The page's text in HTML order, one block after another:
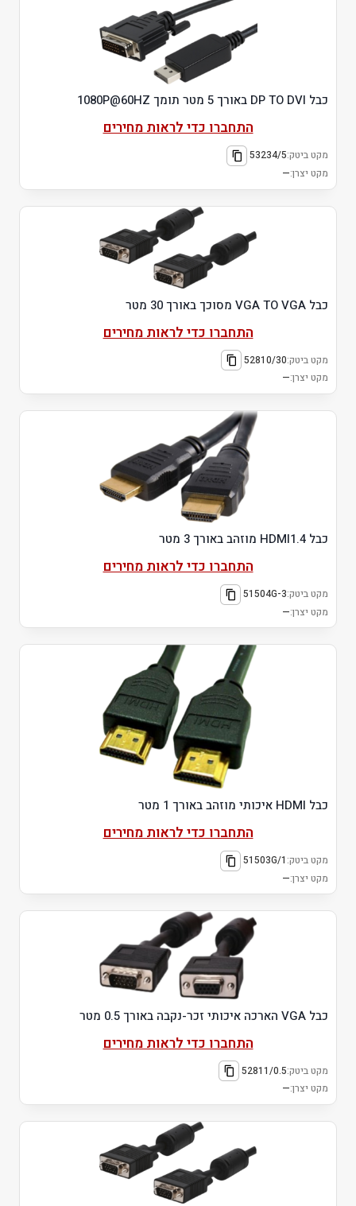
כבל DP TO DVI באורך 5 מטר תומך 1080P@60HZ
התחברו כדי לראות מחירים
מקט ביטק:53234/5
מקט יצרן:—
כבל VGA TO VGA מסוכך באורך 30 מטר
התחברו כדי לראות מחירים
מקט ביטק:52810/30
מקט יצרן:—
כבל HDMI1.4 מוזהב באורך 3 מטר
התחברו כדי לראות מחירים
מקט ביטק:51504G-3
מקט יצרן:—
כבל HDMI איכותי מוזהב באורך 1 מטר
התחברו כדי לראות מחירים
מקט ביטק: 51503G/1
מקט יצרן:—
כבל VGA הארכה איכותי זכר-נקבה באורך 0.5 מטר
התחברו כדי לראות מחירים
מקט ביטק:52811/0.5
מקט יצרן:—